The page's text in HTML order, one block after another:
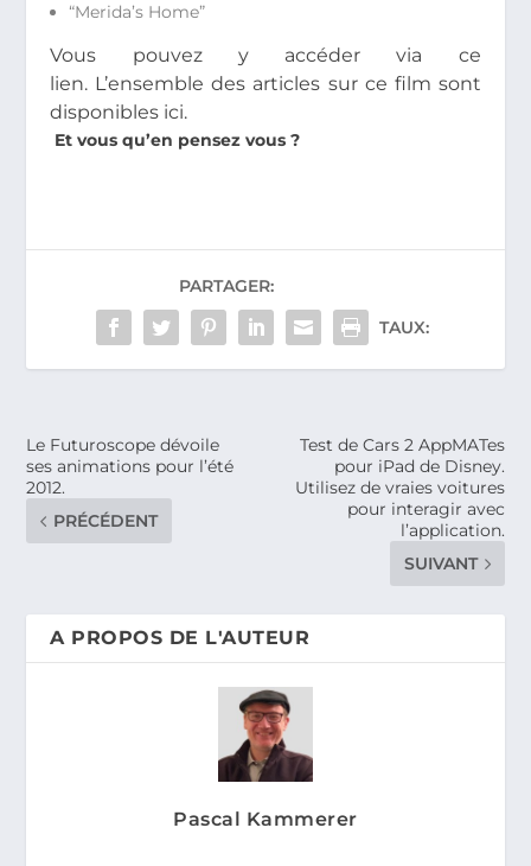
“Merida’s Home”
Vous pouvez y accéder via ce
lien. L’ensemble des articles sur ce film sont
disponibles ici.
Et vous qu’en pensez vous ?
PARTAGER:
TAUX:
Le Futuroscope dévoile
ses animations pour l’été
2012.
PRÉCÉDENT
Test de Cars 2 AppMATes
pour iPad de Disney.
Utilisez de vraies voitures
pour interagir avec
l’application.
SUIVANT
A PROPOS DE L'AUTEUR
Pascal Kammerer